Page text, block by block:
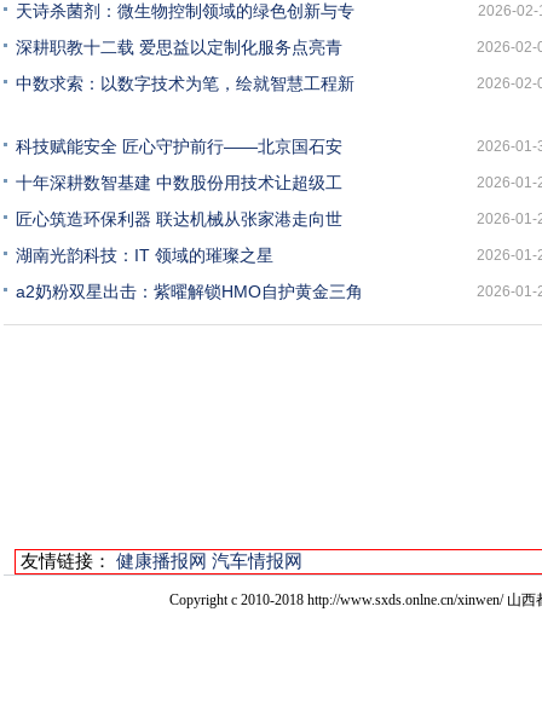
天诗杀菌剂：微生物控制领域的绿色创新与专 2026-02-
深耕职教十二载 爱思益以定制化服务点亮青 2026-02-
中数求索：以数字技术为笔，绘就智慧工程新 2026-02-
科技赋能安全 匠心守护前行——北京国石安 2026-01-
十年深耕数智基建 中数股份用技术让超级工 2026-01-
匠心筑造环保利器 联达机械从张家港走向世 2026-01-
湖南光韵科技：IT 领域的璀璨之星 2026-01-
a2奶粉双星出击：紫曜解锁HMO自护黄金三角 2026-01-
友情链接： 健康播报网 汽车情报网
Copyright c 2010-2018 http://www.sxds.onlne.cn/xinwen/